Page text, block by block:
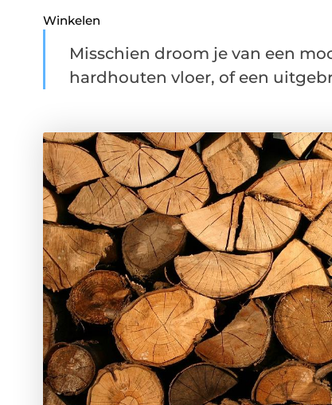
Winkelen
Misschien droom je van een
hardhouten vloer, of een